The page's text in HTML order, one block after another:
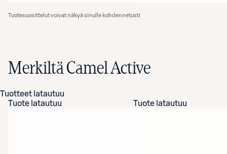
Tuotesuosittelut voivat näkyä sinulle kohdennetusti
Merkiltä Camel Active
Tuotteet latautuu
Tuote latautuu
Tuote latautuu